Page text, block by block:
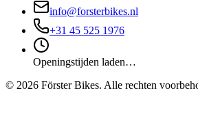
info@forsterbikes.nl
+31 45 525 1976
Openingstijden laden…
© 2026 Förster Bikes. Alle rechten